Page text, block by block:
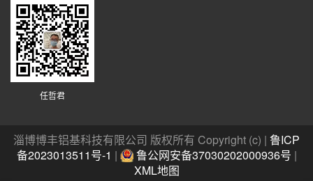
任哲君
淄博博丰铝基科技有限公司 版权所有 Copyright (c) | 鲁ICP
备2023013511号-1 | 鲁公网安备37030202000936号 |
XML地图